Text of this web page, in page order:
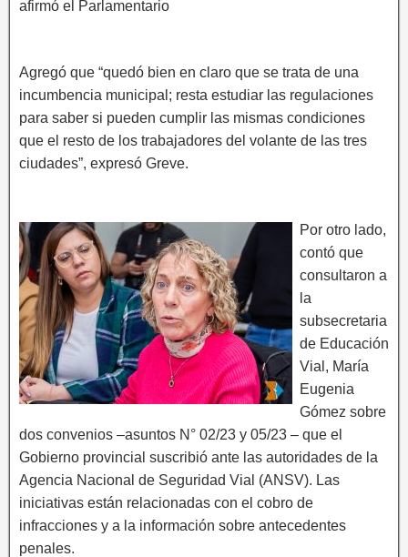
afirmó el Parlamentario
Agregó que “quedó bien en claro que se trata de una
incumbencia municipal; resta estudiar las regulaciones
para saber si pueden cumplir las mismas condiciones
que el resto de los trabajadores del volante de las tres
ciudades”, expresó Greve.
Por otro lado,
contó que
consultaron a
la
subsecretaria
de Educación
Vial, María
Eugenia
Gómez sobre
dos convenios –asuntos N° 02/23 y 05/23 – que el
Gobierno provincial suscribió ante las autoridades de la
Agencia Nacional de Seguridad Vial (ANSV). Las
iniciativas están relacionadas con el cobro de
infracciones y a la información sobre antecedentes
penales.